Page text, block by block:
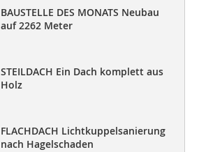
BAUSTELLE DES MONATS Neubau
auf 2262 Meter
STEILDACH Ein Dach komplett aus
Holz
FLACHDACH Lichtkuppelsanierung
nach Hagelschaden